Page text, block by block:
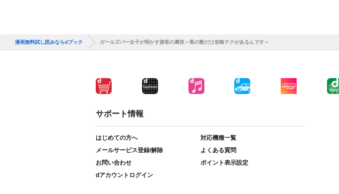
漫画無料試し読みならdブック ガールズバー女子が明かす接客の裏技～客の数だけ攻略テクがあるんです～
サポート情報
はじめての方へ
対応機種一覧
メールサービス登録/解除
よくある質問
お問い合わせ
ポイント表示設定
dアカウントログイン